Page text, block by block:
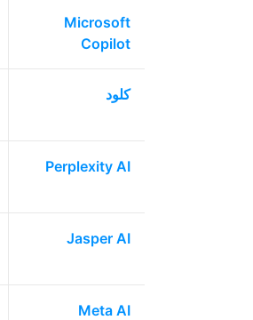
Microsoft
Copilot
كلود
Perplexity AI
Jasper AI
Meta AI